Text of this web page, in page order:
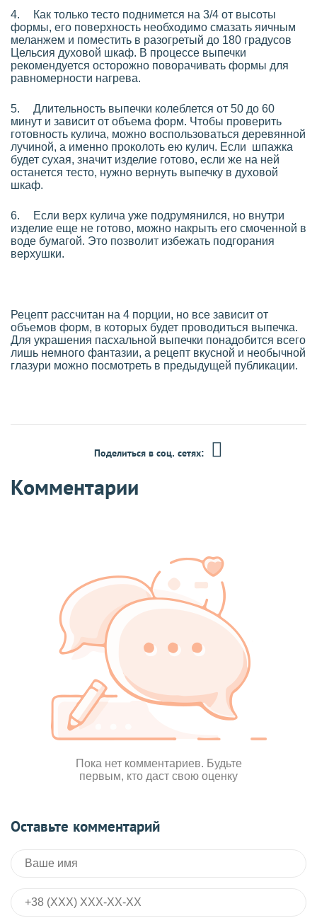
4.
Как только тесто поднимется на 3/4 от высоты
формы, его поверхность необходимо смазать яичным
меланжем и поместить в разогретый до 180 градусов
Цельсия духовой шкаф. В процессе выпечки
рекомендуется осторожно поворачивать формы для
равномерности нагрева.
5.
Длительность выпечки колеблется от 50 до 60
минут и зависит от объема форм. Чтобы проверить
готовность кулича, можно воспользоваться деревянной
лучиной, а именно проколоть ею кулич. Если шпажка
будет сухая, значит изделие готово, если же на ней
останется тесто, нужно вернуть выпечку в духовой
шкаф.
6.
Если верх кулича уже подрумянился, но внутри
изделие еще не готово, можно накрыть его смоченной в
воде бумагой. Это позволит избежать подгорания
верхушки.
Рецепт рассчитан на 4 порции, но все зависит от
объемов форм, в которых будет проводиться выпечка.
Для украшения пасхальной выпечки понадобится всего
лишь немного фантазии, а рецепт вкусной и необычной
глазури можно посмотреть в предыдущей публикации.
Поделиться в соц. сетях:
Комментарии
Пока нет комментариев. Будьте
первым, кто даст свою оценку
Оставьте комментарий